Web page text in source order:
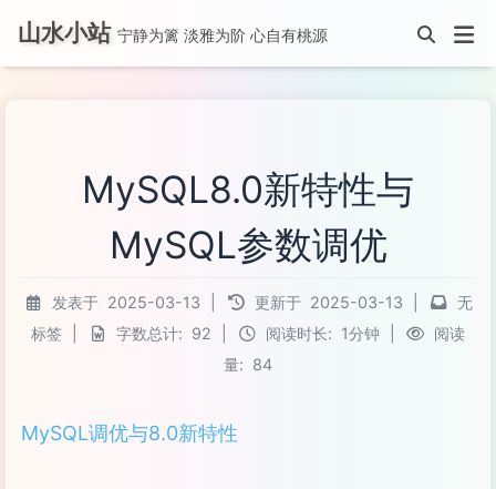
山水小站 宁静为篱 淡雅为阶 心自有桃源
MySQL8.0新特性与
MySQL参数调优
发表于 2025-03-13 更新于 2025-03-13
无
标签
字数总计: 92 阅读时长: 1分钟
阅读
量: 84
MySQL调优与8.0新特性